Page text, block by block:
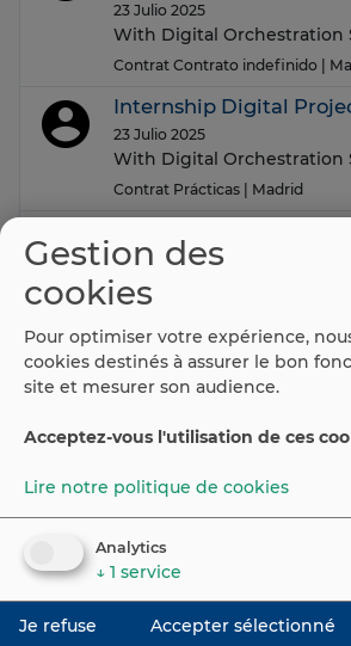
23 Julio 2025
With Digital Orchestration
Contrat Contrato indefinido |
Internship Digital
23 Julio 2025
With Digital Orchestration
Contrat Prácticas | Madrid
23 Julio 2025
With Digital Orchestration
©2026Espaiweb
Política de privacidad y
Cookie
Gestion des
cookies
Pour optimiser votre expérience,
cookies destinés à assurer le bon
site et mesurer son audience.
Acceptez-vous l'utilisation de ces
Lire notre politique de cookies
Analytics
↓ 1 service
Je refuse Accepter sélectionné